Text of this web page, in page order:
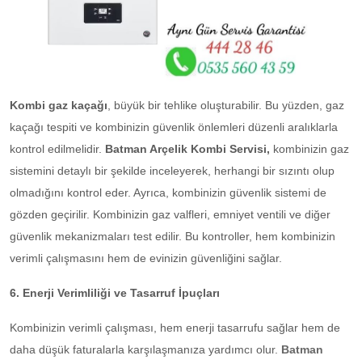
Kombi gaz kaçağı, büyük bir tehlike oluşturabilir. Bu yüzden, gaz
kaçağı tespiti ve kombinizin güvenlik önlemleri düzenli aralıklarla
kontrol edilmelidir. Batman Arçelik Kombi Servisi, kombinizin gaz
sistemini detaylı bir şekilde inceleyerek, herhangi bir sızıntı olup
olmadığını kontrol eder. Ayrıca, kombinizin güvenlik sistemi de
gözden geçirilir. Kombinizin gaz valfleri, emniyet ventili ve diğer
güvenlik mekanizmaları test edilir. Bu kontroller, hem kombinizin
verimli çalışmasını hem de evinizin güvenliğini sağlar.
6. Enerji Verimliliği ve Tasarruf İpuçları
Kombinizin verimli çalışması, hem enerji tasarrufu sağlar hem de
daha düşük faturalarla karşılaşmanıza yardımcı olur. Batman